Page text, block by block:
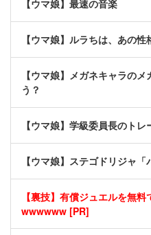
【ウマ娘】最速の音楽
【ウマ娘】ルラちは、あの性
【ウマ娘】メガネキャラの
う？
【ウマ娘】学級委員長のトレ
【ウマ娘】ステゴドリジャ「
【裏技】有償ジュエルを無
wwwwww [PR]